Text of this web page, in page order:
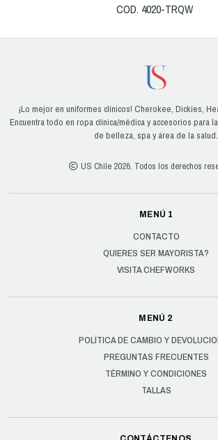
COD. 4020-TRQW
¡Lo mejor en uniformes clínicos! Cherokee, Dickies,
Encuentra todo en ropa clínica/médica y accesorios para
de belleza, spa y área de la salud.
US Chile 2026. Todos los derechos
MENÚ 1
CONTACTO
QUIERES SER MAYORISTA?
VISITA CHEFWORKS
MENÚ 2
POLÍTICA DE CAMBIO Y
PREGUNTAS FRECUENTES
TÉRMINO Y CONDICIONES
TALLAS